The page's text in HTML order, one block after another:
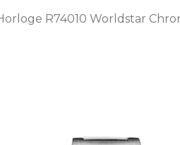
R74010 Worldstar